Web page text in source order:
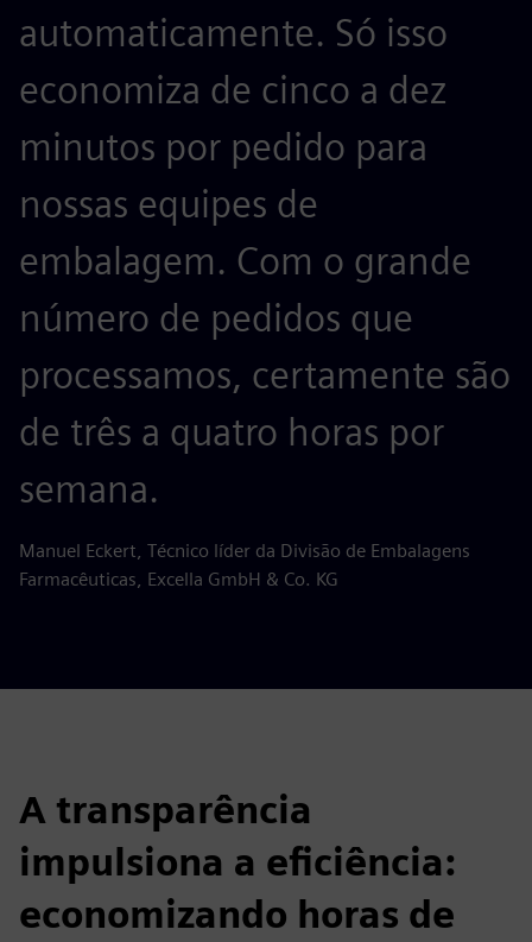
automaticamente. Só isso
economiza de cinco a dez
minutos por pedido para
nossas equipes de
embalagem. Com o grande
número de pedidos que
processamos, certamente são
de três a quatro horas por
semana.
Manuel Eckert, Técnico líder da Divisão de Embalagens
Farmacêuticas, Excella GmbH & Co. KG
A transparência
impulsiona a eficiência:
economizando horas de